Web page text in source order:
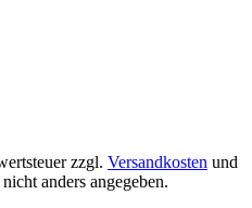
zzgl. Versandkosten und
anders angegeben.